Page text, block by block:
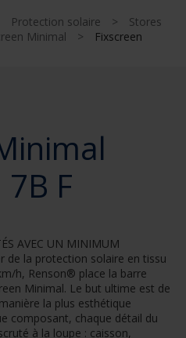
Protection solaire >
Stores
Minimal >
Fixscreen
F
AVEC UN MINIMUM
de la protection solaire en tissu
h, Renson® place la barre
Minimal. Le but ultime est de
la plus esthétique
composant, chaque détail du
à la loupe : caisson,